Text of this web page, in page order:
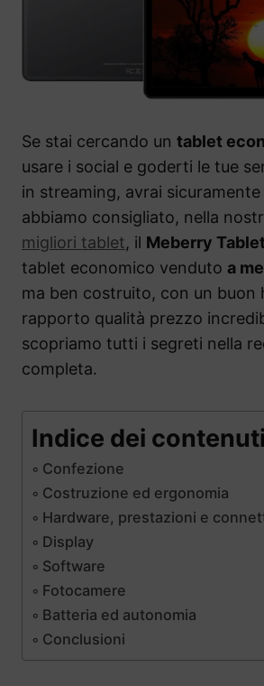
Se stai cercando un tablet
usare i social e goderti le tue
in streaming, avrai
abbiamo consigliato, nella
migliori tablet, il Meberry
tablet economico venduto a
ma ben costruito, con un buon
rapporto qualità prezzo
scopriamo tutti i segreti nella
completa.
Indice dei contenuti
Confezione
Costruzione ed ergonomia
Hardware, prestazioni e
Display
Software
Fotocamere
Batteria ed autonomia
Conclusioni